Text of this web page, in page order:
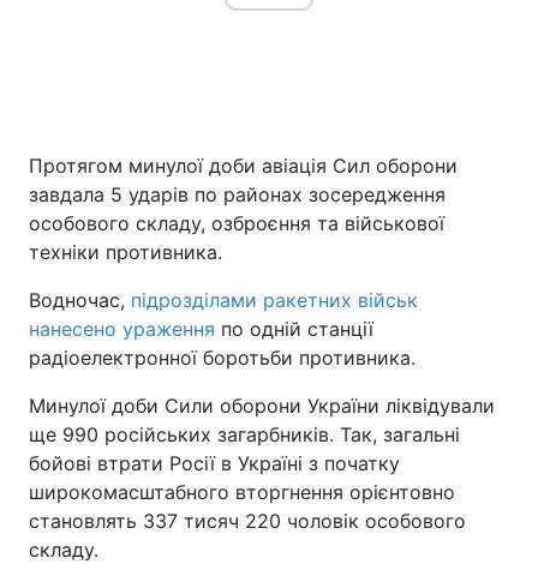
Протягом минулої доби авіація Сил оборони
завдала 5 ударів по районах зосередження
особового складу, озброєння та військової
техніки противника.
Водночас, підрозділами ракетних військ
нанесено ураження по одній станції
радіоелектронної боротьби противника.
Минулої доби Сили оборони України ліквідували
ще 990 російських загарбників. Так, загальні
бойові втрати Росії в Україні з початку
широкомасштабного вторгнення орієнтовно
становлять 337 тисяч 220 чоловік особового
складу.